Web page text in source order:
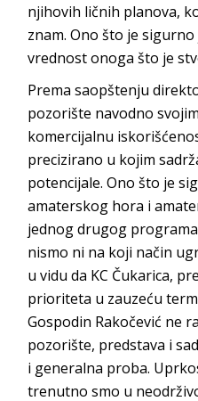
njihovih ličnih planova,
znam. Ono što je
vrednost onoga što je
Prema saopštenju
pozorište navodno
komercijalnu
precizirano u kojim
potencijale. Ono što je
amaterskog hora i
jednog drugog
nismo ni na koji način
u vidu da KC Čukarica,
prioriteta u zauzeću
Gospodin Rakočević ne
pozorište, predstava i
i generalna proba.
trenutno smo u